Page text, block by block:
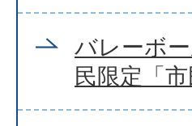
バレーボ
民限定「